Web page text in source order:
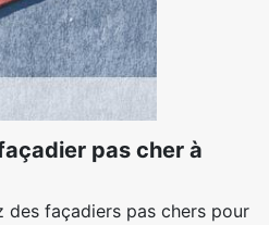
pas cher à
des façadiers pas chers pour